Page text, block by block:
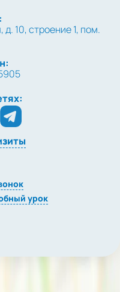
10, строение 1, пом.
урок